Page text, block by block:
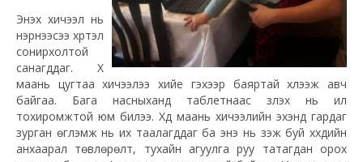
Энэхүү хичээл нь
нэрнээсээ хүртэл
сонирхолтой
санагддаг. Хүү
маань цугтаа хичээлээ хийе гэхээр баяртай хүлээж авч
байгаа. Бага насныханд таблетнаас үзүүлэх нь илүү
тохиромжтой юм билээ. Хүүд маань хичээлийн эхэнд гардаг
зурган өгүүлэмж нь их таалагддаг ба энэ нь үзэж буй хүүхдийн
анхаарал төвлөрөлт, тухайн агуулга руу татагдан орох